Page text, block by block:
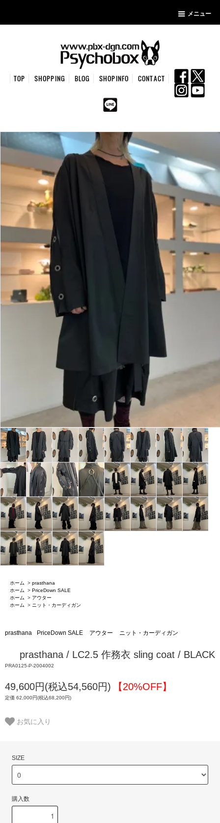
メニュー
TOP SHOPPING BLOG SHOPINFO CONTACT
ホーム > prasthana
ホーム
> PriceDown SALE
ホーム
> アウター
ホーム
> ニット・カーディガン
prasthana PriceDown SALE アウター ニット・カーディガン
prasthana / LC2.5 作務衣 sling coat / BLACK
PRA0125-P-2004002
49,600円(税込54,560円) 【20%OFF】
定価 62,000円(税込68,200円)
お気に入り
SIZE
購入数